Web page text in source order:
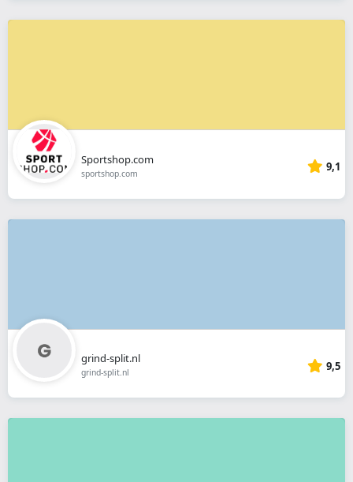
Sportshop.com
sportshop.com 9,1
grind-split.nl
grind-split.nl 9,5